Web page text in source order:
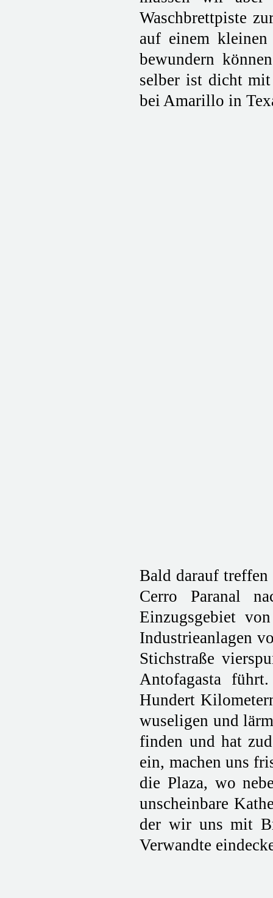
Waschbrettpiste
auf einem
bewundern
selber ist dicht
bei Amarillo in
Bald darauf
Cerro Paranal
Einzugsgebiet
Industrieanlagen
Stichstraße
Antofagasta
Hundert
wuseligen und
finden und hat
ein, machen uns
die Plaza, wo
unscheinbare
der wir uns mit
Verwandte